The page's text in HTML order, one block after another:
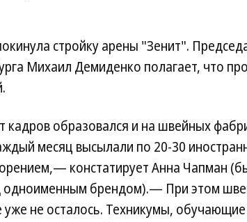
стройку арены "Зенит".
Михаил Демиденко полагает, что
кадров образовался и на швейных
месяц высылали по 20-30
констатирует Анна Чапман
одноименным брендом).— При этом
уже не осталось. Техникумы,